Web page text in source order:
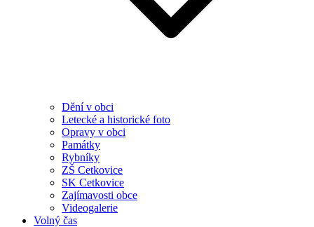
Dění v obci
Letecké a historické foto
Opravy v obci
Památky
Rybníky
ZŠ Cetkovice
SK Cetkovice
Zajímavosti obce
Videogalerie
Volný čas